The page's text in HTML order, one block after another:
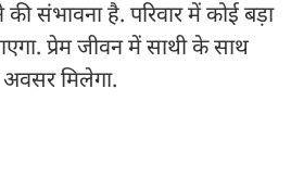
संभावना है. परिवार में कोई बड़ा
प्रेम जीवन में साथी के साथ
अवसर मिलेगा.